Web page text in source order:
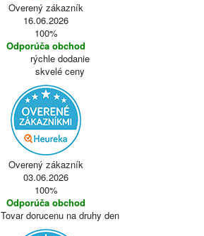
Overený zákazník
16.06.2026
100%
Odporúča obchod
rýchle dodanie
skvelé ceny
Overený zákazník
03.06.2026
100%
Odporúča obchod
Tovar dorucenu na druhy den